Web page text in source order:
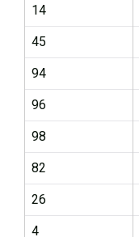
14
45
94
96
98
82
26
4